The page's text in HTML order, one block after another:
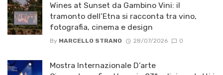
Wines at Sunset da Gambino Vini: il
tramonto dell’Etna si racconta tra vino,
fotografia, cinema e design
By MARCELLO STRANO 28/07/2026 0
Mostra Internazionale D’arte